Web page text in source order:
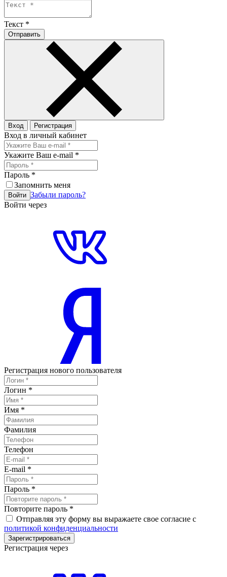
Текст *
Отправить
Вход Регистрация
Вход в личный кабинет
Укажите Ваш e-mail *
Пароль *
Запомнить меня
Войти Забыли пароль?
Войти через
Регистрация нового пользователя
Логин *
Имя *
Фамилия
Телефон
E-mail *
Пароль *
Повторите пароль *
Отправляя эту форму вы выражаете свое согласие с
политикой конфиденциальности
Зарегистрироваться
Регистрация через